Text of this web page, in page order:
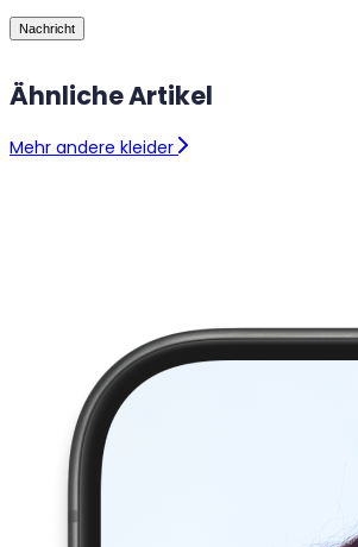
Ähnliche Artikel
Mehr andere kleider
Nachricht